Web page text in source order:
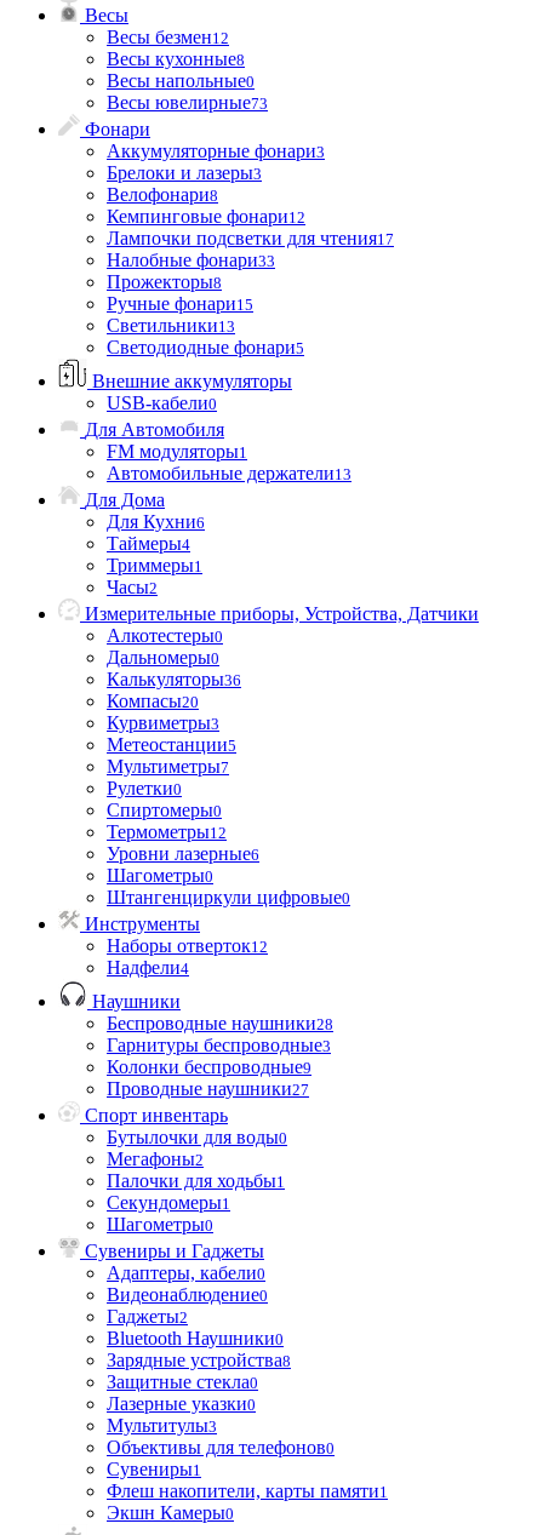
Весы
Весы безмен12
Весы кухонные8
Весы напольные0
Весы ювелирные73
Фонари
Аккумуляторные фонари3
Брелоки и лазеры3
Велофонари8
Кемпинговые фонари12
Лампочки подсветки для чтения17
Налобные фонари33
Прожекторы8
Ручные фонари15
Светильники13
Светодиодные фонари5
Внешние аккумуляторы
USB-кабели0
Для Автомобиля
FM модуляторы1
Автомобильные держатели13
Для Дома
Для Кухни6
Таймеры4
Триммеры1
Часы2
Измерительные приборы, Устройства, Датчики
Алкотестеры0
Дальномеры0
Калькуляторы36
Компасы20
Курвиметры3
Метеостанции5
Мультиметры7
Рулетки0
Спиртомеры0
Термометры12
Уровни лазерные6
Шагометры0
Штангенциркули цифровые0
Инструменты
Наборы отверток12
Надфели4
Наушники
Беспроводные наушники28
Гарнитуры беспроводные3
Колонки беспроводные9
Проводные наушники27
Спорт инвентарь
Бутылочки для воды0
Мегафоны2
Палочки для ходьбы1
Секундомеры1
Шагометры0
Сувениры и Гаджеты
Адаптеры, кабели0
Видеонаблюдение0
Гаджеты2
Bluetooth Наушники0
Зарядные устройства8
Защитные стекла0
Лазерные указки0
Мультитулы3
Объективы для телефонов0
Сувениры1
Флеш накопители, карты памяти1
Экшн Камеры0